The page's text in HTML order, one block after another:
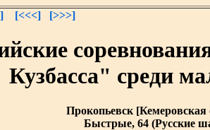
[<<<] [>>>]
Кузбасса" среди
Прокопьевск [Кемеровская
Быстрые, 64 (Русские